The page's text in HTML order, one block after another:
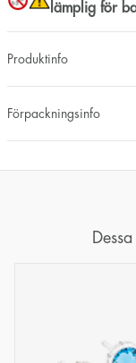
lämplig för
Produktinfo
Förpackningsinfo